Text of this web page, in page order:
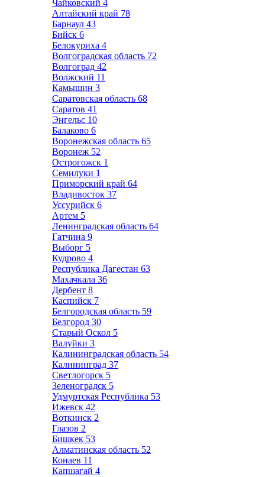
Чайковский 4
Алтайский край 78
Барнаул 43
Бийск 6
Белокуриха 4
Волгоградская область 72
Волгоград 42
Волжский 11
Камышин 3
Саратовская область 68
Саратов 41
Энгельс 10
Балаково 6
Воронежская область 65
Воронеж 52
Острогожск 1
Семилуки 1
Приморский край 64
Владивосток 37
Уссурийск 6
Артем 5
Ленинградская область 64
Гатчина 9
Выборг 5
Кудрово 4
Республика Дагестан 63
Махачкала 36
Дербент 8
Каспийск 7
Белгородская область 59
Белгород 30
Старый Оскол 5
Валуйки 3
Калининградская область 54
Калининград 37
Светлогорск 5
Зеленоградск 5
Удмуртская Республика 53
Ижевск 42
Воткинск 2
Глазов 2
Бишкек 53
Алматинская область 52
Конаев 11
Капшагай 4